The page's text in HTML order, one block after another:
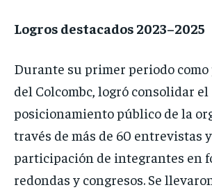
Logros destacados 2023–2025
Durante su primer periodo
del Colcombc, logró consolidar el
posicionamiento público de la
través de más de 60 entrevistas
participación de integrantes en
redondas y congresos. Se